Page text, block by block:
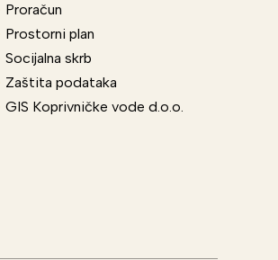
Proračun
Prostorni plan
Socijalna skrb
Zaštita podataka
GIS Koprivničke vode d.o.o.